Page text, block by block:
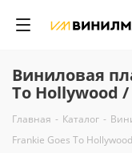
Виниловая
To Hollywood
Главная - Каталог -
Frankie Goes To